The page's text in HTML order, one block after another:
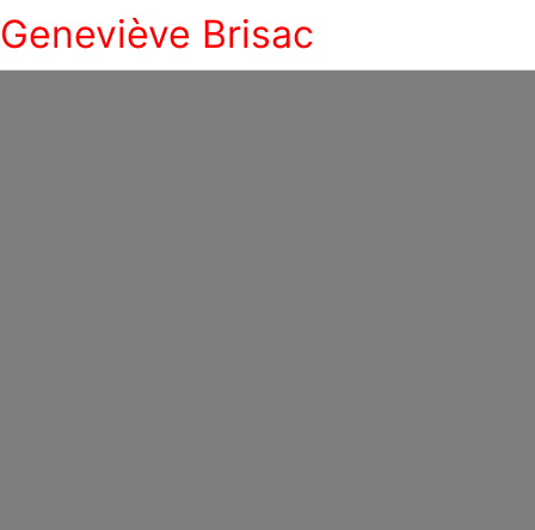
Geneviève Brisac